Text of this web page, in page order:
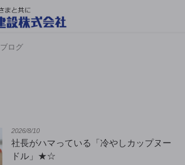
ブログ
2026/8/10
社長がハマっている「冷やしカップヌー
ドル」★☆